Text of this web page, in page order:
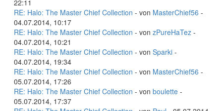
22:11
RE: Halo: The Master Chief Collection - von MasterChief56 -
04.07.2014, 10:17
RE: Halo: The Master Chief Collection - von zPureHaTez -
04.07.2014, 10:21
RE: Halo: The Master Chief Collection - von Sparki -
04.07.2014, 19:34
RE: Halo: The Master Chief Collection - von MasterChief56 -
05.07.2014, 17:26
RE: Halo: The Master Chief Collection - von boulette -
05.07.2014, 17:37